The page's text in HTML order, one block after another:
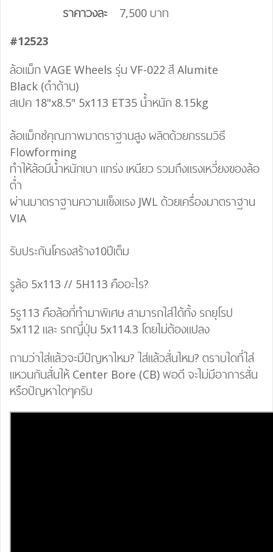
ราคาวงละ
7,500 บาท
#12523
ล้อแม็ก VAGE Wheels รุ่น VF-022 สี Alumite
Black (ดำด้าน)
สเปค 18"x8.5" 5x113 ET35 น้ำหนัก 8.15kg
ล้อแม็กซ์คุณภาพมาตราฐานสูง ผลิตด้วยกรรมวิธี
Flowforming
ทำให้ล้อมีน้ำหนักเบา แกร่ง เหนียว รวมถึงแรงเหวี่ยงของล้อ
ต่ำ
ผ่านมาตราฐานความแข็งแรง JWL ด้วยเครื่องมาตราฐาน
VIA
รับประกันโครงสร้าง10ปีเต็ม
รูล้อ 5x113 // 5H113 คืออะไร?
5รู113 คือล้อที่ทำมาพิเศษ สามารถใส่ได้ทั้ง รถยุโรป
5x112 และ รถญี่ปุ่น 5x114.3 โดยไม่ต้องแปลง
ถามว่าใส่แล้วจะมีปัญหาไหม? ใส่แล้วสั่นไหม? ตราบใดที่ใส่
แหวนกันสั่นให้ Center Bore (CB) พอดี จะไม่มีอาการสั่น
หรือปัญหาใดๆครับ